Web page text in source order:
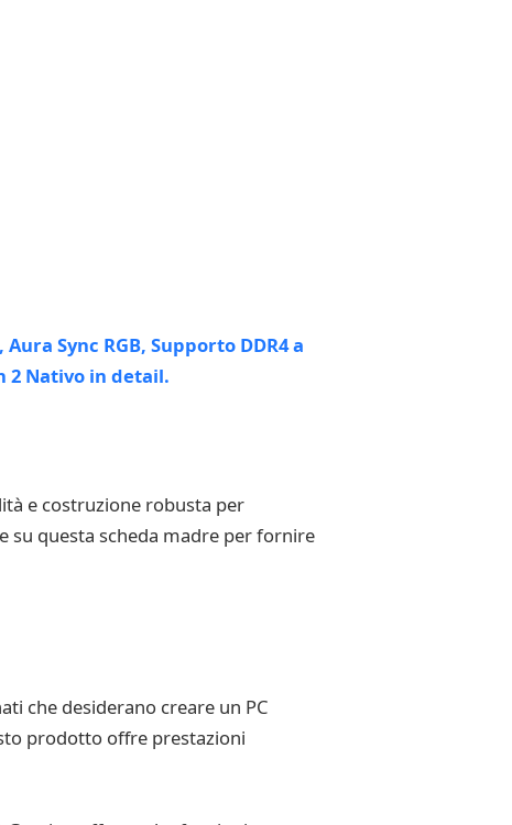
e costruzione robusta per
su questa scheda madre per fornire
che desiderano creare un PC
prodotto offre prestazioni